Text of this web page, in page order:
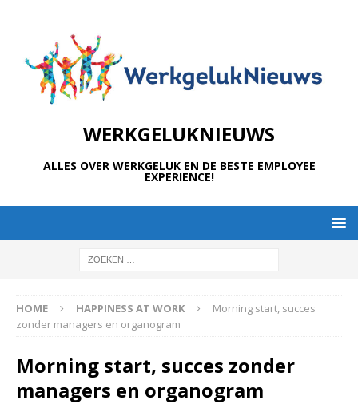
WERKGELUKNIEUWS
ALLES OVER WERKGELUK EN DE BESTE EMPLOYEE
EXPERIENCE!
HOME HAPPINESS AT WORK
Morning start, succes
zonder managers en organogram
Morning start, succes zonder
managers en organogram